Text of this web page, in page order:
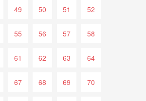
49 50 51 52
55 56 57 58
61 62 63 64
67 68 69 70